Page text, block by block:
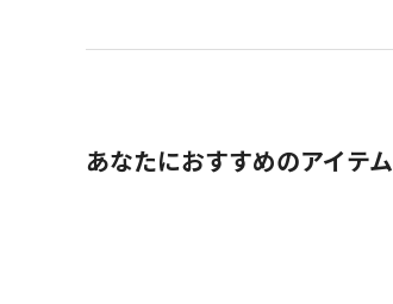
あなたにおすすめのアイテム